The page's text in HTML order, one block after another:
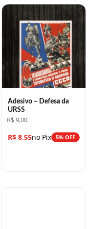
Adesivo – Defesa da
URSS
R$9,00
R$ 8,55no Pix 5% OFF